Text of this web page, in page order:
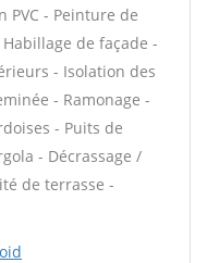
PVC - Peinture de
de façade -
- Isolation des
- Ramonage -
- Puits de
- Décrassage /
de terrasse -